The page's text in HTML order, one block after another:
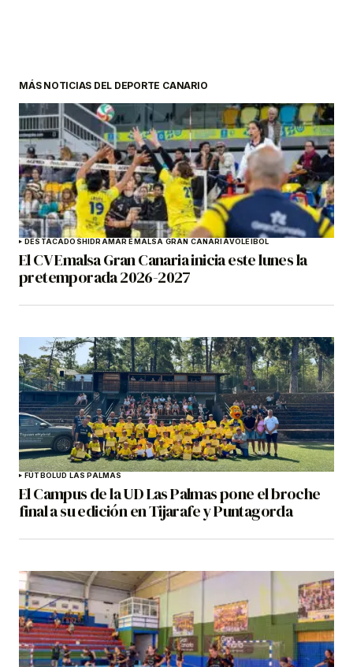
MÁS NOTICIAS DEL DEPORTE CANARIO
DESTACADOSHIDRAMAR EMALSA GRAN CANARIAVOLEIBOL
El CV Emalsa Gran Canaria inicia este lunes la
pretemporada 2026-2027
FÚTBOLUD LAS PALMAS
El Campus de la UD Las Palmas pone el broche
final a su edición en Tijarafe y Puntagorda